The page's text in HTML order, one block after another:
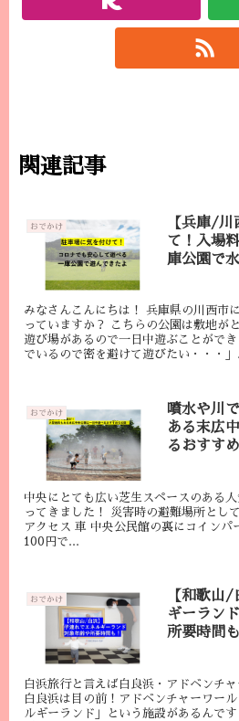
関連記事
おでかけ
【兵庫/川
て！入場
庫公園で
みなさんこんにちは！ 兵庫県の川西市
っていますか？ こちらの公園は敷地が
遊び場があるので一日中遊ぶことがで
でいるので密を避けて遊びたい・・・
おでかけ
噴水や川
ある末広
るおすす
中央にとても広い芝生スペースのある
ってきました！ 災害時の避難場所とし
アクセス 車 中央公民館の裏にコインパ
100円で...
おでかけ
【和歌山
ギーラン
所要時間も
白浜旅行と言えば白良浜・アドベンチ
白良浜は目の前！アドベンチャーワー
ルギーランド」という施設があるんで